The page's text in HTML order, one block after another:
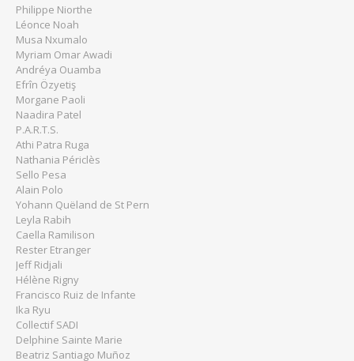
Philippe Niorthe
Léonce Noah
Musa Nxumalo
Myriam Omar Awadi
Andréya Ouamba
Efrîn Özyetiş
Morgane Paoli
Naadira Patel
P.A.R.T.S.
Athi Patra Ruga
Nathania Périclès
Sello Pesa
Alain Polo
Yohann Quëland de St Pern
Leyla Rabih
Caella Ramilison
Rester Etranger
Jeff Ridjali
Hélène Rigny
Francisco Ruiz de Infante
Ika Ryu
Collectif SADI
Delphine Sainte Marie
Beatriz Santiago Muñoz